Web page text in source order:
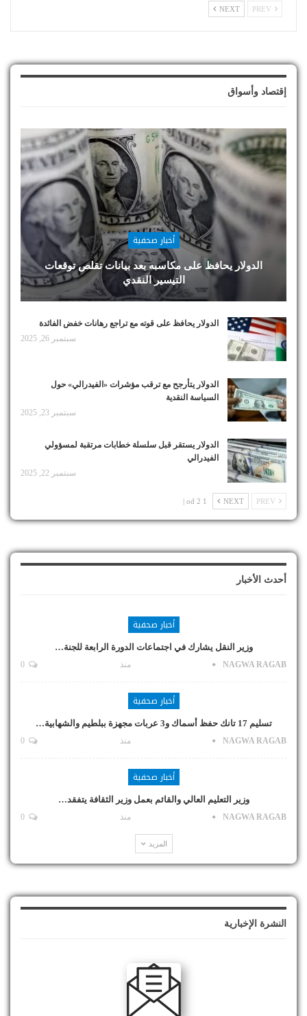
NEXT
إقتصاد وأسواق
أخبار صحفية
الدولار يحافظ على مكاسبه بعد بيانات تقلص توقعات
التيسير النقدي
الدولار يحافظ على قوته مع تراجع رهانات خفض الفائدة
سبتمبر 26, 2025
الدولار يتأرجح مع ترقب مؤشرات «الفيدرالي» حول
السياسة النقدية
سبتمبر 23, 2025
الدولار يستقر قبل سلسلة خطابات مرتقبة لمسؤولي
الفيدرالي
سبتمبر 22, 2025
NEXT
1 od 2 |
أحدث الأخبار
أخبار صحفية
وزير النقل يشارك في اجتماعات الدورة الرابعة للجنة…
NAGWA RAGAB منذ
أخبار صحفية
تسليم 17 تانك حفظ أسماك و3 عربات مجهزة ببلطيم والشهابية…
NAGWA RAGAB منذ
أخبار صحفية
وزير التعليم العالي والقائم بعمل وزير الثقافة يتفقد…
NAGWA RAGAB منذ
المزيد
النشرة الإخبارية